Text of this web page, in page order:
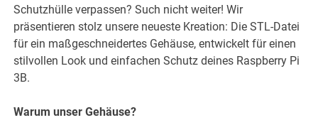
Schutzhülle verpassen? Such nicht weiter! Wir
präsentieren stolz unsere neueste Kreation: Die STL-Datei
für ein maßgeschneidertes Gehäuse, entwickelt für einen
stilvollen Look und einfachen Schutz deines Raspberry Pi
3B.
Warum unser Gehäuse?